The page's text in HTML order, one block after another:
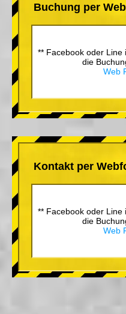
Buchung per
** Facebook oder Line
die
Web
Kontakt per
** Facebook oder Line
die
Web